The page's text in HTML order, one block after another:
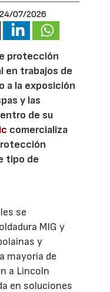
24/07/2026
protección
en trabajos de
a la exposición
y las
de su
comercializa
tipo de
se
MIG y
y
mayoría de
a Lincoln
en soluciones